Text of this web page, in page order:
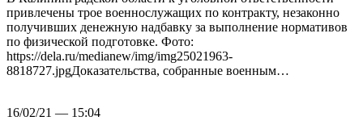
привлечены трое военнослужащих по контракту, незаконно
получивших денежную надбавку за выполнение нормативов
по физической подготовке. Фото:
https://dela.ru/medianew/img/img25021963-
8818727.jpgДоказательства, собранные военным…
16/02/21 — 15:04